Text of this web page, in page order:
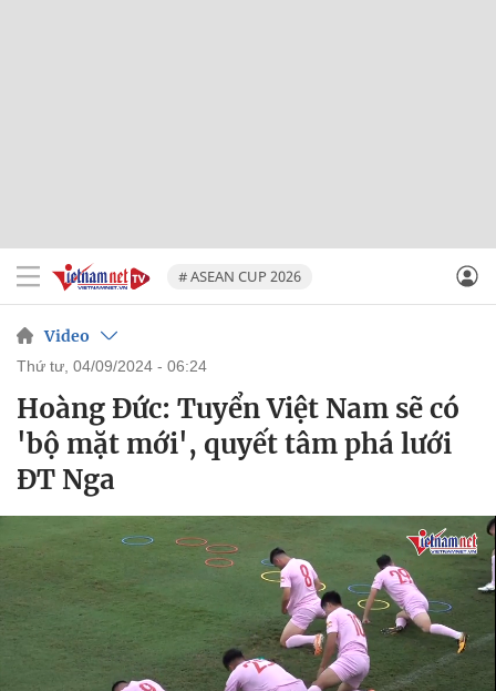
# ASEAN CUP 2026
Video
thứ tư, 04/09/2024 - 06:24
Hoàng Đức: Tuyển Việt Nam sẽ có
'bộ mặt mới', quyết tâm phá lưới
ĐT Nga